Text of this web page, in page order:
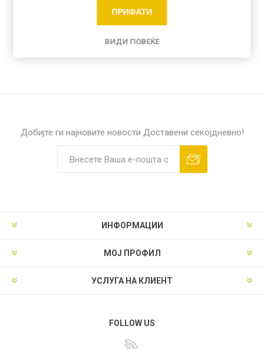
Добијте ги најновите новости Доставени секојдневно!
ИНФОРМАЦИИ
МОЈ ПРОФИЛ
УСЛУГА НА КЛИЕНТ
FOLLOW US
ПРИФАТИ
ВИДИ ПОВЕЌЕ